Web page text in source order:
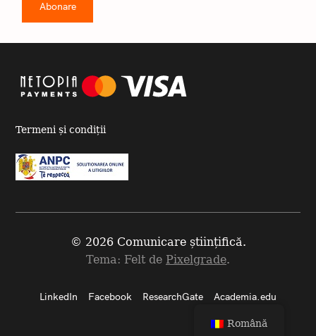
Termeni și condiții
LinkedIn Facebook ResearchGate Academia.edu
© 2026 Comunicare științifică.
Tema: Felt de Pixelgrade.
Română